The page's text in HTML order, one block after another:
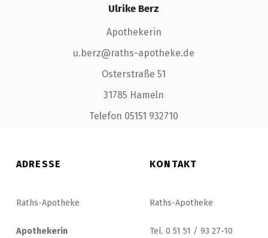
Ulrike Berz
Apothekerin
u.berz@raths-apotheke.de
Osterstraße 51
31785 Hameln
Telefon 05151 932710
ADRESSE
Raths-Apotheke
Apothekerin
KONTAKT
Raths-Apotheke
Tel. 0 51 51 / 93 27-10